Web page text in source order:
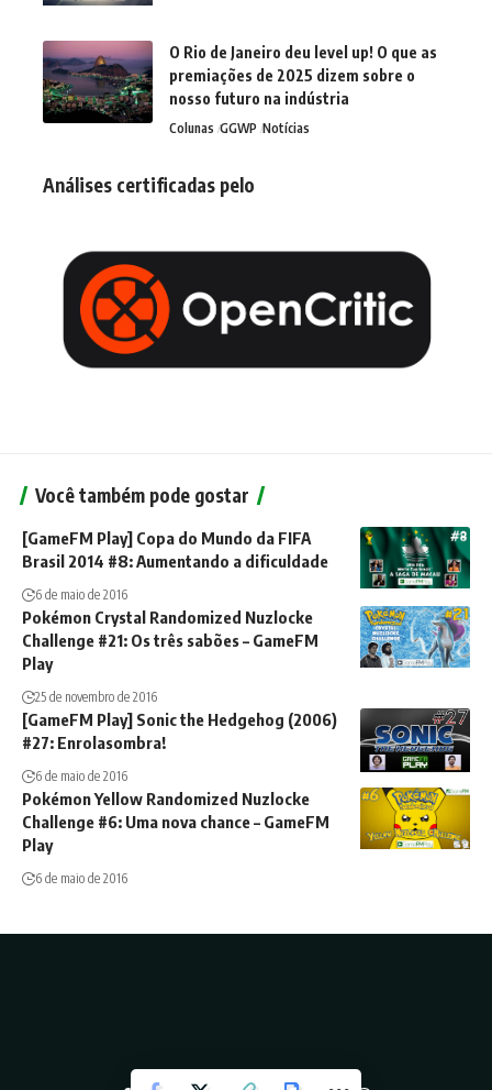
O Rio de Janeiro deu level up! O que as
premiações de 2025 dizem sobre o
nosso futuro na indústria
Colunas GGWP Notícias
Análises certificadas pelo
Você também pode gostar
[GameFM Play] Copa do Mundo da FIFA
Brasil 2014 #8: Aumentando a dificuldade
6 de maio de 2016
Pokémon Crystal Randomized Nuzlocke
Challenge #21: Os três sabões – GameFM
Play
25 de novembro de 2016
[GameFM Play] Sonic the Hedgehog (2006)
#27: Enrolasombra!
6 de maio de 2016
Pokémon Yellow Randomized Nuzlocke
Challenge #6: Uma nova chance – GameFM
Play
6 de maio de 2016